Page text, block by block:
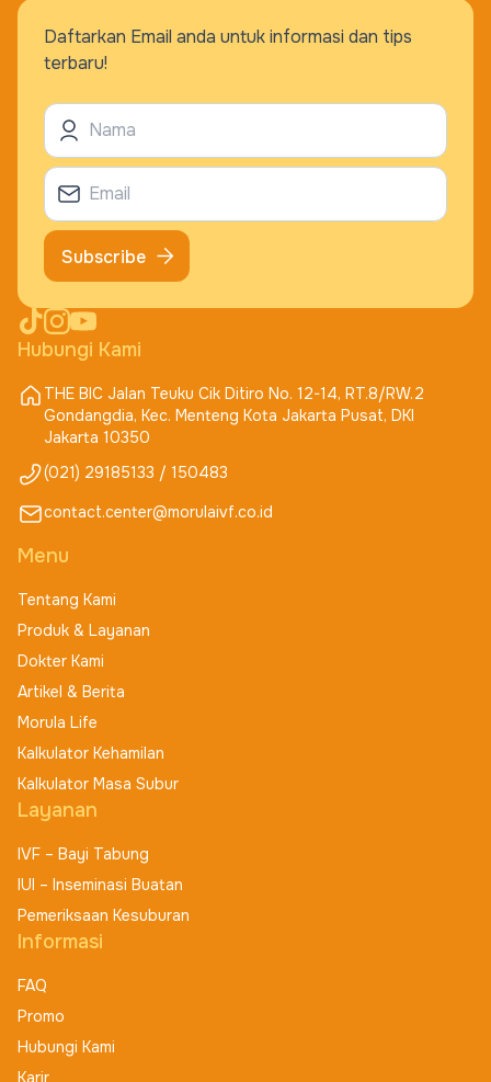
Hubungi Kami
THE BIC Jalan Teuku Cik Ditiro No. 12-14, RT.8/RW.2
Gondangdia, Kec. Menteng Kota Jakarta Pusat, DKI
Jakarta 10350
(021) 29185133 / 150483
contact.center@morulaivf.co.id
Menu
Tentang Kami
Produk & Layanan
Dokter Kami
Artikel & Berita
Morula Life
Kalkulator Kehamilan
Kalkulator Masa Subur
Layanan
IVF – Bayi Tabung
IUI – Inseminasi Buatan
Pemeriksaan Kesuburan
Informasi
FAQ
Promo
Hubungi Kami
Karir
Daftarkan Email anda untuk informasi dan tips
terbaru!
Subscribe